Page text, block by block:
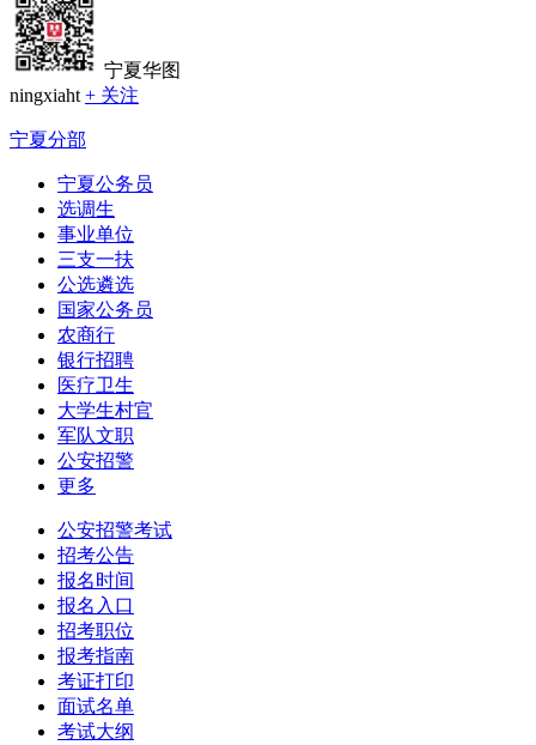
宁夏华图
ningxiaht + 关注
宁夏分部
宁夏公务员
选调生
事业单位
三支一扶
公选遴选
国家公务员
农商行
银行招聘
医疗卫生
大学生村官
军队文职
公安招警
更多
公安招警考试
招考公告
报名时间
报名入口
招考职位
报考指南
考证打印
面试名单
考试大纲